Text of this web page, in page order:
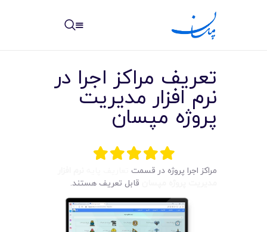
خانه
نوشته ها
مرکز آموزش
امکانات
تعريف مراکز اجرا در
نرم افزار مديريت
پروژه مپسان
مراکز اجرا پروژه در قسمت
قابل تعريف هستند.